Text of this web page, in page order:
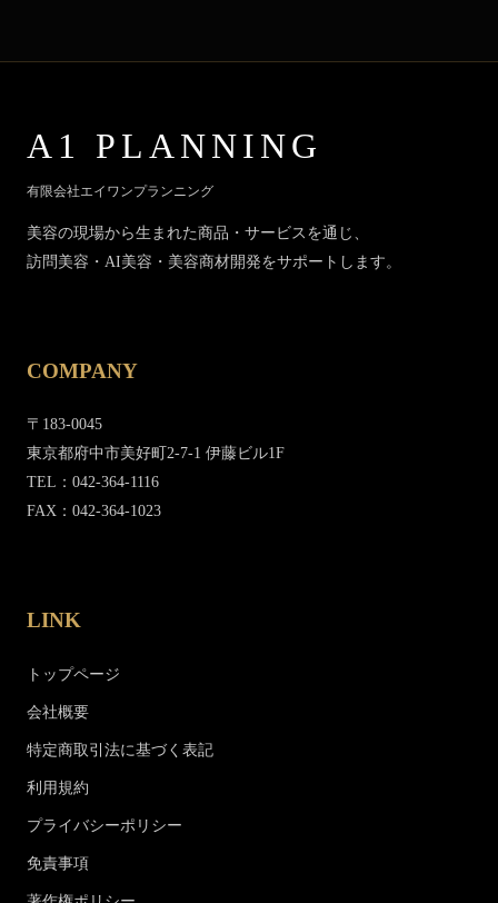
A1 PLANNING
有限会社エイワンプランニング
美容の現場から生まれた商品・サービスを通じ、
訪問美容・AI美容・美容商材開発をサポートします。
COMPANY
〒183-0045
東京都府中市美好町2-7-1 伊藤ビル1F
TEL：042-364-1116
FAX：042-364-1023
LINK
トップページ
会社概要
特定商取引法に基づく表記
利用規約
プライバシーポリシー
免責事項